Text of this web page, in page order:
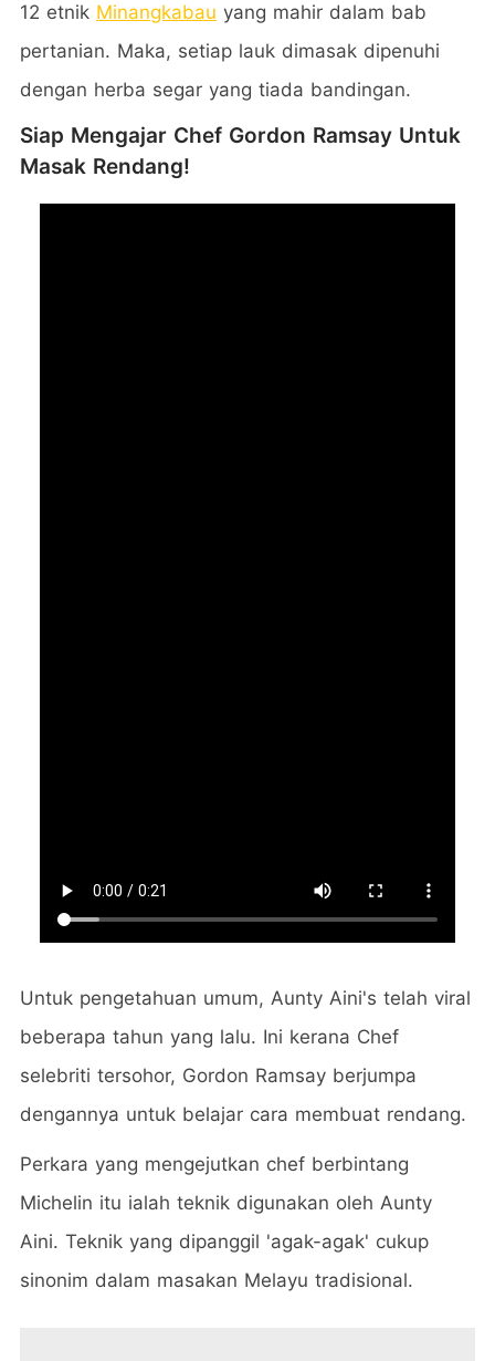
12 etnik Minangkabau yang mahir dalam bab
pertanian. Maka, setiap lauk dimasak dipenuhi
dengan herba segar yang tiada bandingan.
Siap Mengajar Chef Gordon Ramsay Untuk
Masak Rendang!
Untuk pengetahuan umum, Aunty Aini's telah viral
beberapa tahun yang lalu. Ini kerana Chef
selebriti tersohor, Gordon Ramsay berjumpa
dengannya untuk belajar cara membuat rendang.
Perkara yang mengejutkan chef berbintang
Michelin itu ialah teknik digunakan oleh Aunty
Aini. Teknik yang dipanggil 'agak-agak' cukup
sinonim dalam masakan Melayu tradisional.